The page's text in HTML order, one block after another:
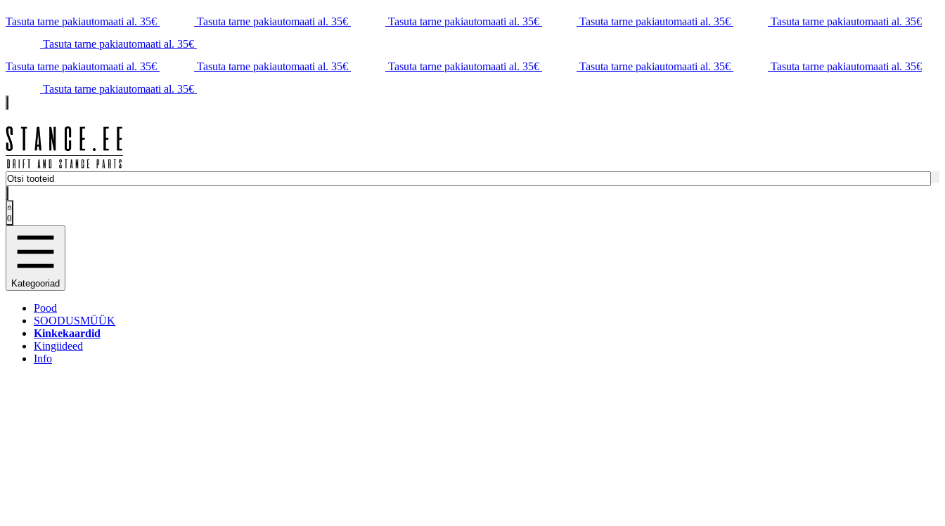
Tasuta tarne pakiautomaati al. 35€ Tasuta tarne pakiautomaati al. 35€ Tasuta tarne pakiautomaati al. 35€ Tasuta tarne pakiautomaati al. 35€
Tasuta tarne pakiautomaati al. 35€
Tasuta tarne pakiautomaati al. 35€
Tasuta tarne pakiautomaati al. 35€
Tasuta tarne pakiautomaati al. 35€ Tasuta tarne pakiautomaati al. 35€ Tasuta tarne pakiautomaati al. 35€
Tasuta tarne pakiautomaati al. 35€
Tasuta tarne pakiautomaati al. 35€
0
Kategooriad
Pood
SOODUSMÜÜK
Kinkekaardid
Kingiideed
Info